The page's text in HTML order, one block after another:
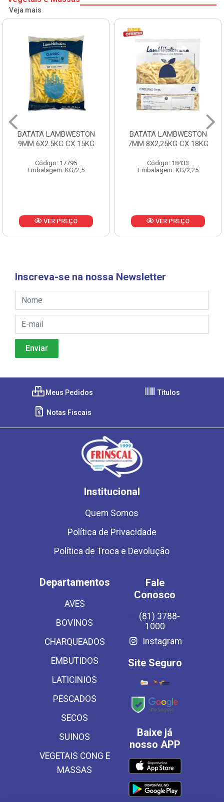
Veja mais
BATATA LAMBWESTON
9MM 6X2.5KG CX 15KG
Código: 17795
Embalagem: KG/2,5
VER PREÇO
BATATA LAMBWESTON
7MM 8X2,25KG CX 18KG
Código: 18433
Embalagem: KG/2,25
VER PREÇO
Inscreva-se na nossa Newsletter
Meus Pedidos Títulos
Notas Fiscais
Institucional
Quem Somos
Política de Privacidade
Política de Troca e Devolução
Departamentos
AVES
BOVINOS
CHARQUEADOS
EMBUTIDOS
LATICINIOS
PESCADOS
SECOS
SUINOS
VEGETAIS CONG E
MASSAS
Fale
Conosco
(81) 3788-
1000
Instagram
Site Seguro
Baixe já
nosso APP